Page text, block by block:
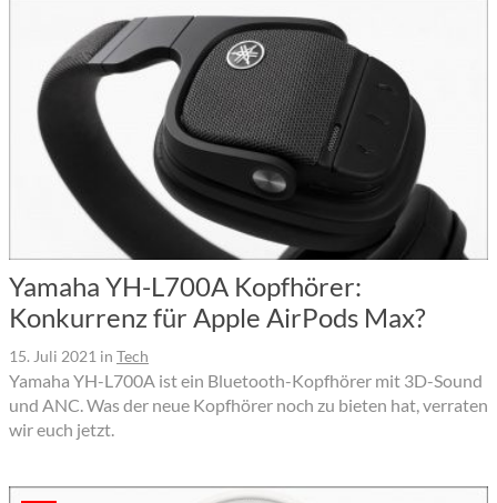
Yamaha YH-L700A Kopfhörer:
Konkurrenz für Apple AirPods Max?
15. Juli 2021 in Tech
Yamaha YH-L700A ist ein Bluetooth-Kopfhörer mit 3D-Sound
und ANC. Was der neue Kopfhörer noch zu bieten hat, verraten
wir euch jetzt.